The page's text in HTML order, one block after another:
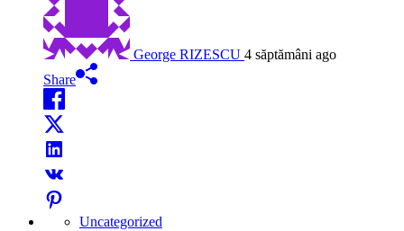
George RIZESCU 4 săptămâni ago
Share
Uncategorized